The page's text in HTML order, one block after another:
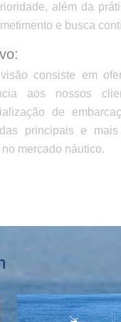
além da
e busca
consiste em
aos nossos
de
principais e mais
mercado náutico.